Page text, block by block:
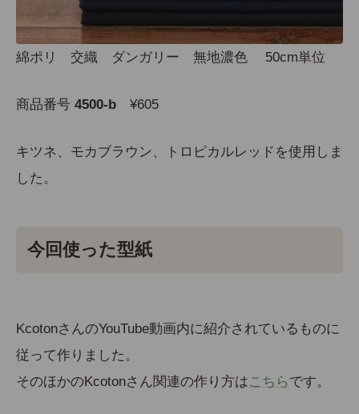
綿ポリ 交織 ダンガリー 無地濃色 50cm単位
商品番号 4500-b ¥605
キツネ、モカブラウン、トロピカルレッドを使用しま
した。
今回使った型紙
KcotonさんのYouTube動画内に紹介されているものに
従って作りました。
そのほかのKcotonさん関連の作り方はこちらです。